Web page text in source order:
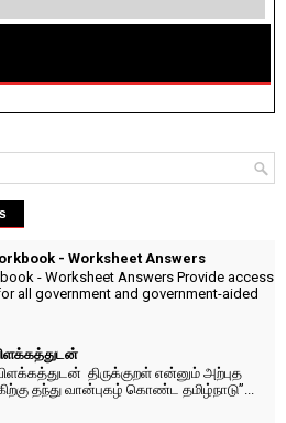
- Worksheet Answers
- Worksheet Answers Provide access
all government and government-aided
திருக்குறள் என்னும் அற்புத
தந்து வான்புகழ் கொண்ட தமிழ்நாடு”...